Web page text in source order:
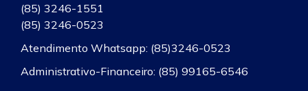
(85) 3246-1551
(85) 3246-0523
Atendimento Whatsapp: (85)3246-0523
Administrativo-Financeiro: (85) 99165-6546